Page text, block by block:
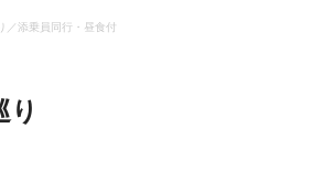
／添乗員同行・昼食付